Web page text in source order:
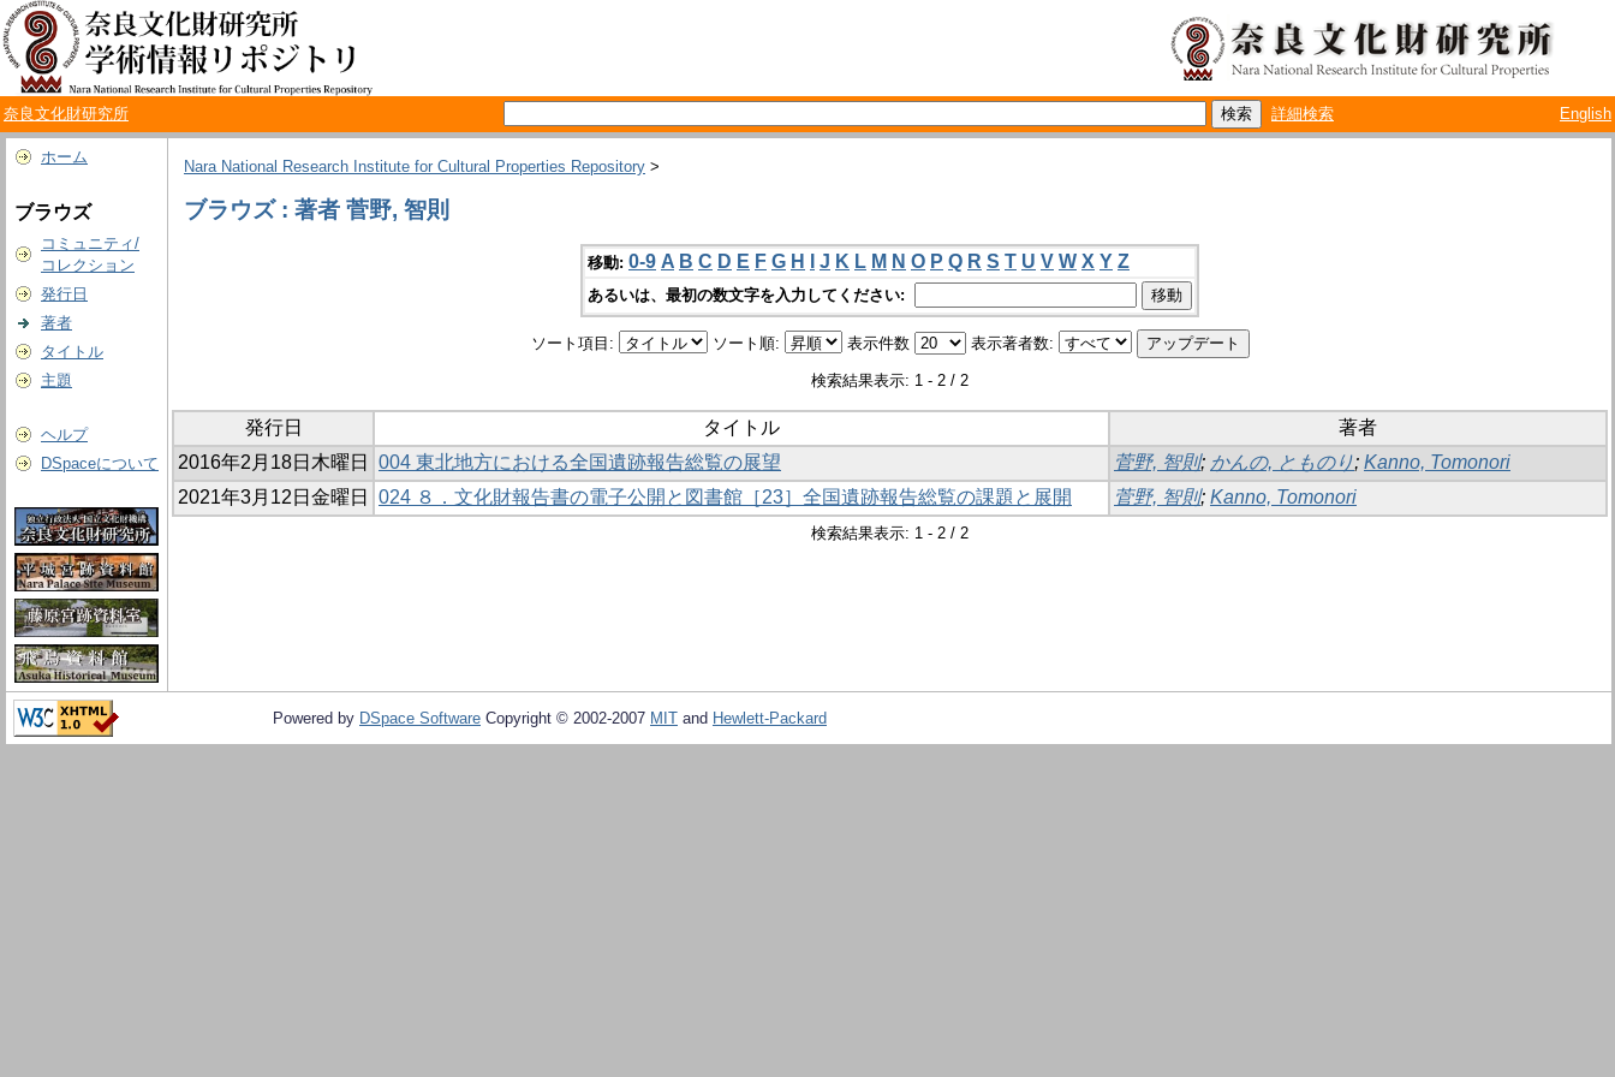
奈良文化財研究所 詳細検索 English
ホーム
ブラウズ
コミュニティ/
コレクション
発行日
著者
タイトル
主題
ヘルプ
DSpaceについて
Nara National Research Institute for Cultural Properties Repository >
ブラウズ : 著者 菅野, 智則
移動: 0-9 A B C D E F G H J K L M N O P Q R S T U V W X Y Z
あるいは、最初の数文字を入力してください:
ソート項目: ソート順: 表示件数 表示著者数:
検索結果表示: 1 - 2 / 2
発行日 タイトル
著者
2016年2月18日木曜日
004 東北地方における全国遺跡報告総覧の展望 菅野, 智則; かんの, とものり; Kanno, Tomonori
2021年3月12日金曜日
024 ８．文化財報告書の電子公開と図書館［23］全国遺跡報告総覧の課題と展開 菅野, 智則; Kanno, Tomonori
検索結果表示: 1 - 2 / 2
Powered by DSpace Software Copyright © 2002-2007 MIT and Hewlett-Packard